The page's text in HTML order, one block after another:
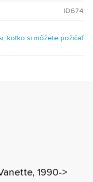
ID674
koľko si môžete požičať
1990->